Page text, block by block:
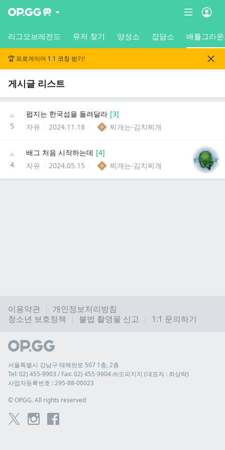
리그오브레전드 유저 찾기 양성소 잡담소 배틀그라
🏆 프로게이머 1:1 코칭 받기!
게시글 리스트
5
펍지는 한국섭을 돌려달라 [3]
자유
2024.11.18 찌개는-김치찌개
4
배그 처음 시작하는데 [4]
자유
2024.05.15 찌개는-김치찌개
이용약관
개인정보처리방침
청소년 보호정책
불법 촬영물 신고 1:1 문의하기
서울특별시 강남구 테헤란로 507 1층, 2층
Tel: 02) 455-9903 / Fax: 02) 455-9904 ㈜오피지지 (대표자 : 최상락)
사업자등록번호 : 295-88-00023
© OP.GG. All rights reserved